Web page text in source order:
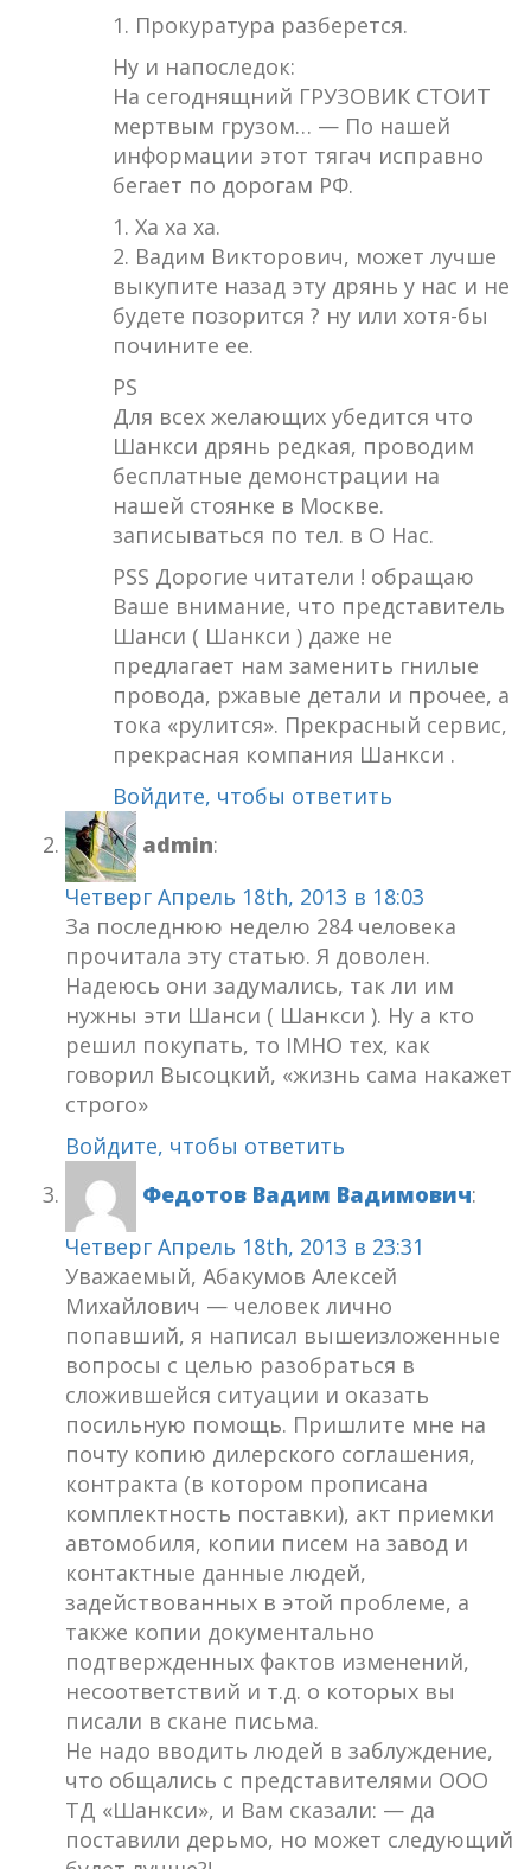
1. Прокуратура разберется.
Ну и напоследок:
На сегоднящний ГРУЗОВИК СТОИТ
мертвым грузом… — По нашей
информации этот тягач исправно
бегает по дорогам РФ.
1. Ха ха ха.
2. Вадим Викторович, может лучше
выкупите назад эту дрянь у нас и не
будете позорится ? ну или хотя-бы
почините ее.
PS
Для всех желающих убедится что
Шанкси дрянь редкая, проводим
бесплатные демонстрации на
нашей стоянке в Москве.
записываться по тел. в О Нас.
PSS Дорогие читатели ! обращаю
Ваше внимание, что представитель
Шанси ( Шанкси ) даже не
предлагает нам заменить гнилые
провода, ржавые детали и прочее, а
тока «рулится». Прекрасный сервис,
прекрасная компания Шанкси .
Войдите, чтобы ответить
admin:
Четверг Апрель 18th, 2013 в 18:03
За последнюю неделю 284 человека
прочитала эту статью. Я доволен.
Надеюсь они задумались, так ли им
нужны эти Шанси ( Шанкси ). Ну а кто
решил покупать, то IMHO тех, как
говорил Высоцкий, «жизнь сама накажет
строго»
Войдите, чтобы ответить
Федотов Вадим Вадимович:
Четверг Апрель 18th, 2013 в 23:31
Уважаемый, Абакумов Алексей
Михайлович — человек лично
попавший, я написал вышеизложенные
вопросы с целью разобраться в
сложившейся ситуации и оказать
посильную помощь. Пришлите мне на
почту копию дилерского соглашения,
контракта (в котором прописана
комплектность поставки), акт приемки
автомобиля, копии писем на завод и
контактные данные людей,
задействованных в этой проблеме, а
также копии документально
подтвержденных фактов изменений,
несоответствий и т.д. о которых вы
писали в скане письма.
Не надо вводить людей в заблуждение,
что общались с представителями ООО
ТД «Шанкси», и Вам сказали: — да
поставили дерьмо, но может следующий